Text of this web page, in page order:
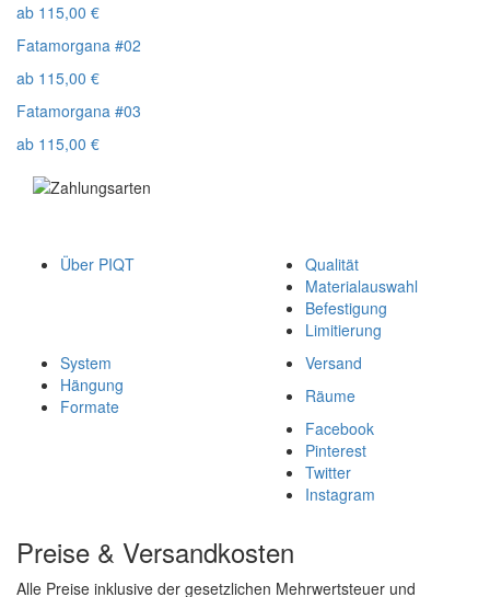
ab 115,00 €
Fatamorgana #02
ab 115,00 €
Fatamorgana #03
ab 115,00 €
Über PIQT
Qualität
Materialauswahl
Befestigung
Limitierung
System
Hängung
Formate
Versand
Räume
Facebook
Pinterest
Twitter
Instagram
Preise & Versandkosten
Alle Preise inklusive der gesetzlichen Mehrwertsteuer und